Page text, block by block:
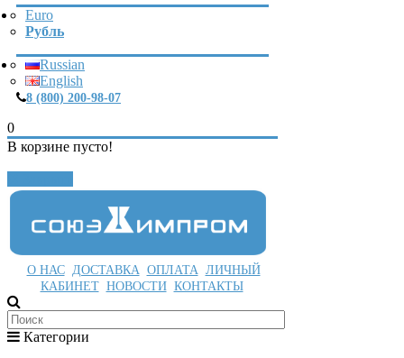
Euro
Рубль
Russian
English
8 (800) 200-98-07
0
В корзине пусто!
О НАС ДОСТАВКА ОПЛАТА ЛИЧНЫЙ
КАБИНЕТ НОВОСТИ КОНТАКТЫ
Категории